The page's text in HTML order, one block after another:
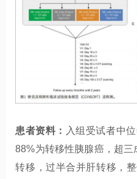
患者资料： 入组受试者中
88%为转移性胰腺癌，超
转移，过半合并肝转移，